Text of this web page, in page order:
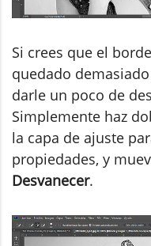
Si crees que el
quedado
darle un poco de
Simplemente haz
la capa de ajuste
propiedades, y
Desvanecer.